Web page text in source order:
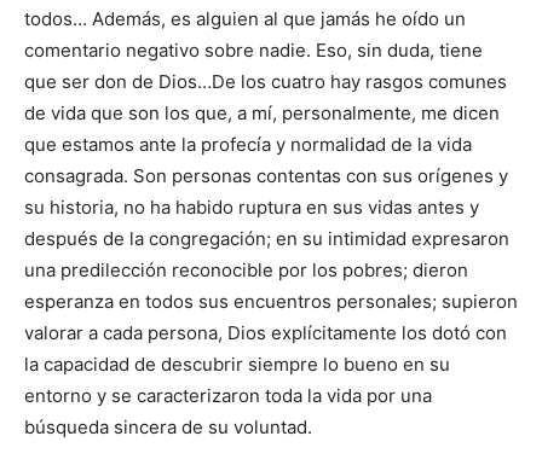
todos… Además, es alguien al que jamás he oído un
comentario negativo sobre nadie. Eso, sin duda, tiene
que ser don de Dios…De los cuatro hay rasgos comunes
de vida que son los que, a mí, personalmente, me dicen
que estamos ante la profecía y normalidad de la vida
consagrada. Son personas contentas con sus orígenes y
su historia, no ha habido ruptura en sus vidas antes y
después de la congregación; en su intimidad expresaron
una predilección reconocible por los pobres; dieron
esperanza en todos sus encuentros personales; supieron
valorar a cada persona, Dios explícitamente los dotó con
la capacidad de descubrir siempre lo bueno en su
entorno y se caracterizaron toda la vida por una
búsqueda sincera de su voluntad.